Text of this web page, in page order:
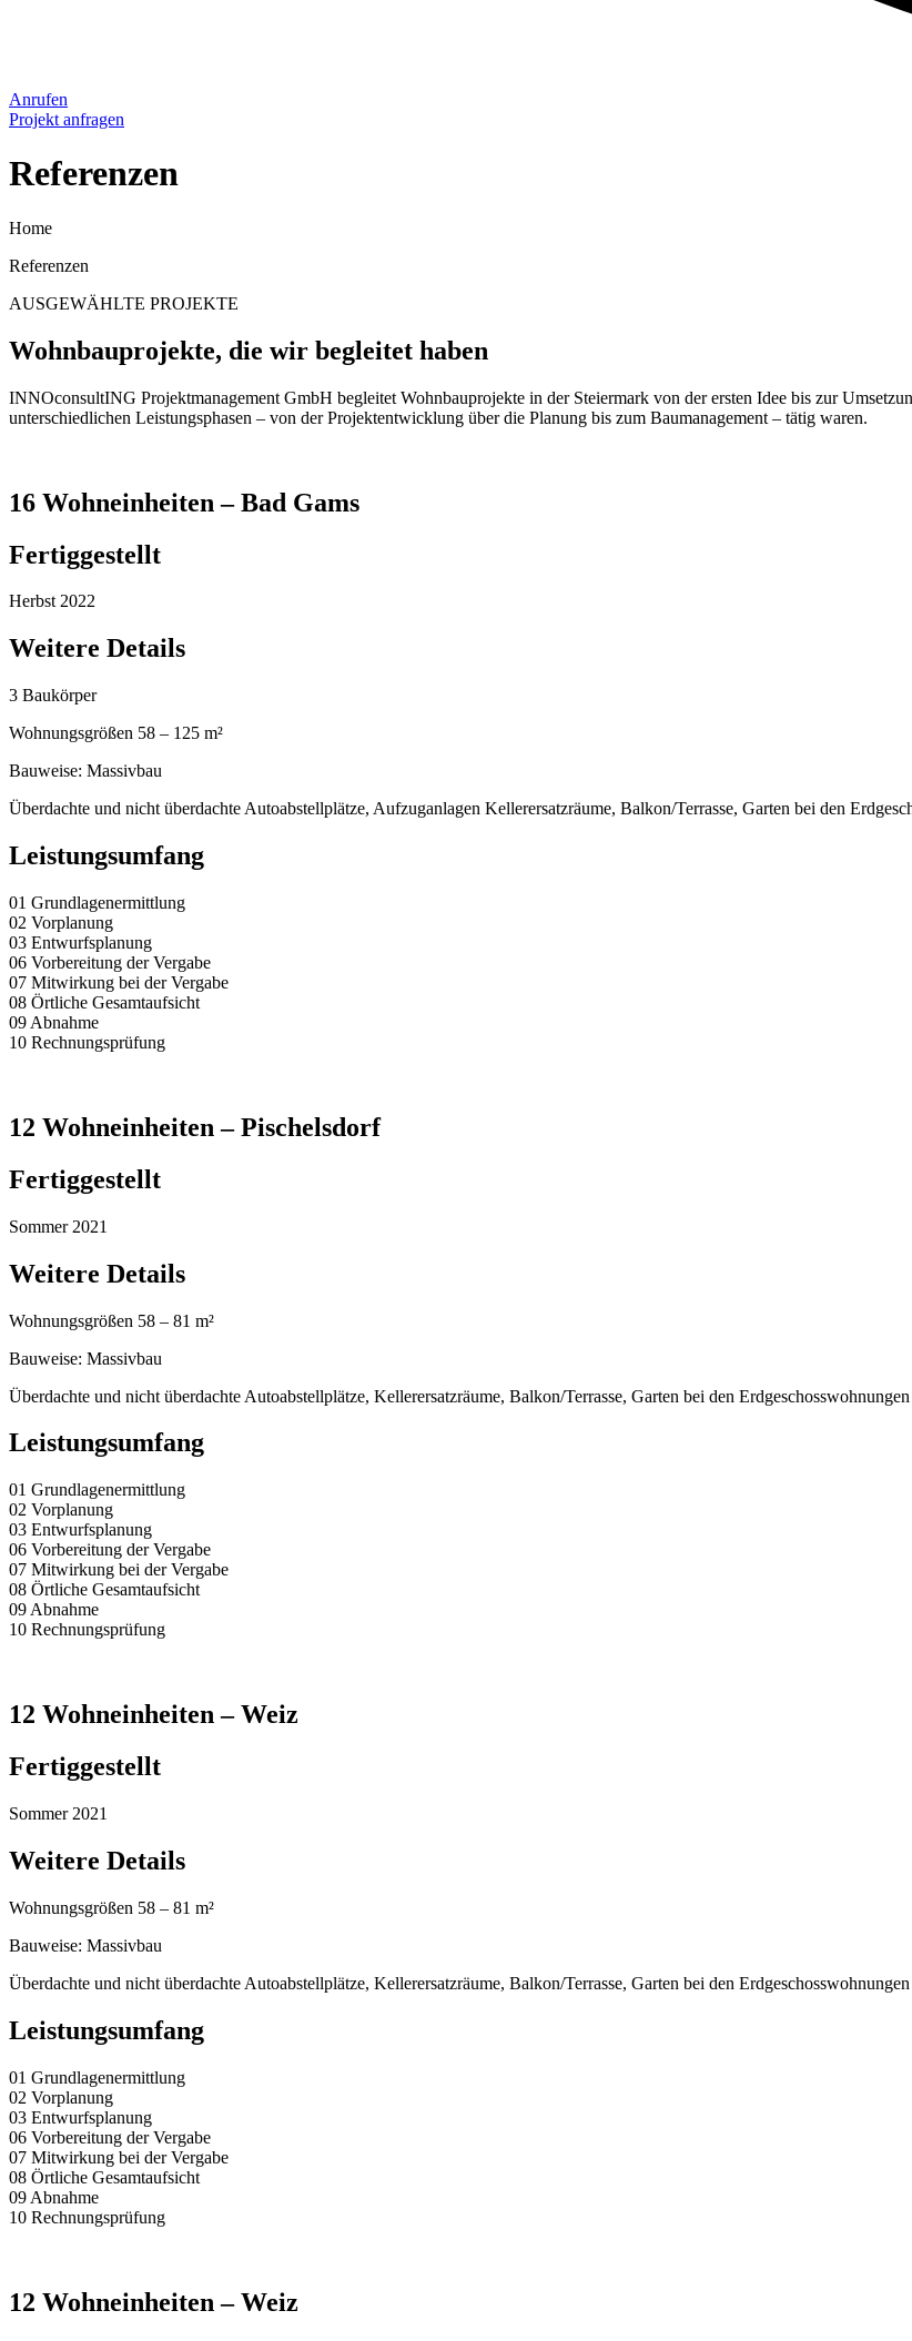
Anrufen
Projekt anfragen
Referenzen
Home
Referenzen
AUSGEWÄHLTE PROJEKTE
Wohnbauprojekte, die wir begleitet haben
INNOconsultING Projektmanagement GmbH begleitet Wohnbauprojekte in der Steiermark von der ersten Idee bis zur
unterschiedlichen Leistungsphasen – von der Projektentwicklung über die Planung bis zum Baumanagement – tätig waren.
16 Wohneinheiten – Bad Gams
Fertiggestellt
Herbst 2022
Weitere Details
3 Baukörper
Wohnungsgrößen 58 – 125 m²
Bauweise: Massivbau
Überdachte und nicht überdachte Autoabstellplätze, Aufzuganlagen Kellerersatzräume, Balkon/Terrasse, Garten bei den
Leistungsumfang
01 Grundlagenermittlung
02 Vorplanung
03 Entwurfsplanung
06 Vorbereitung der Vergabe
07 Mitwirkung bei der Vergabe
08 Örtliche Gesamtaufsicht
09 Abnahme
10 Rechnungsprüfung
12 Wohneinheiten – Pischelsdorf
Fertiggestellt
Sommer 2021
Weitere Details
Wohnungsgrößen 58 – 81 m²
Bauweise: Massivbau
Überdachte und nicht überdachte Autoabstellplätze, Kellerersatzräume, Balkon/Terrasse, Garten bei den
Leistungsumfang
01 Grundlagenermittlung
02 Vorplanung
03 Entwurfsplanung
06 Vorbereitung der Vergabe
07 Mitwirkung bei der Vergabe
08 Örtliche Gesamtaufsicht
09 Abnahme
10 Rechnungsprüfung
12 Wohneinheiten – Weiz
Fertiggestellt
Sommer 2021
Weitere Details
Wohnungsgrößen 58 – 81 m²
Bauweise: Massivbau
Überdachte und nicht überdachte Autoabstellplätze, Kellerersatzräume, Balkon/Terrasse, Garten bei den
Leistungsumfang
01 Grundlagenermittlung
02 Vorplanung
03 Entwurfsplanung
06 Vorbereitung der Vergabe
07 Mitwirkung bei der Vergabe
08 Örtliche Gesamtaufsicht
09 Abnahme
10 Rechnungsprüfung
12 Wohneinheiten – Weiz